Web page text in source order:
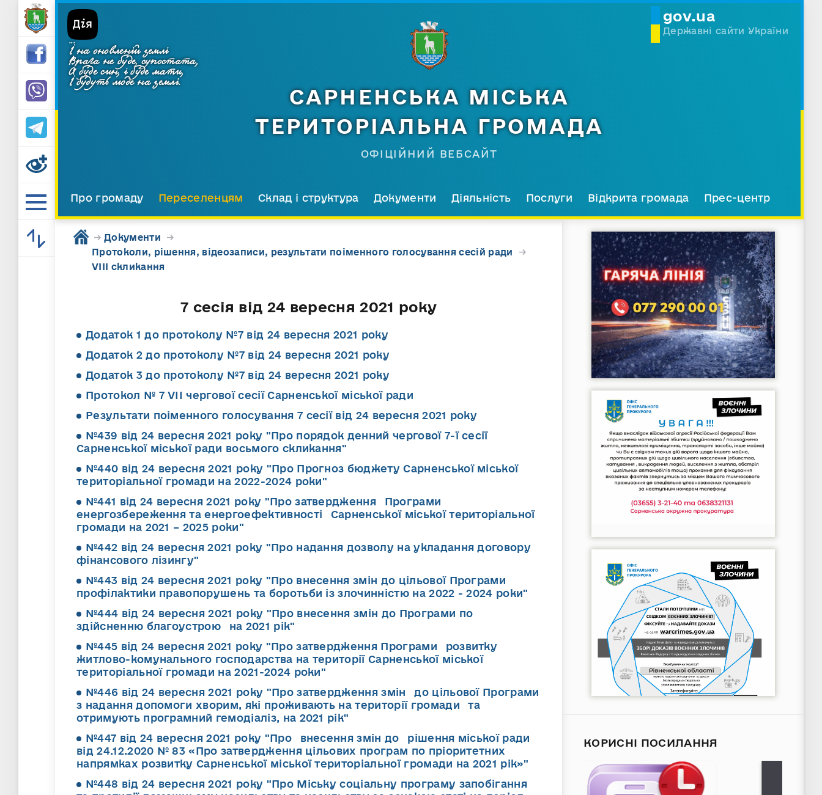
gov.ua
Державні сайти України
...
І на оновленій землі
Врага не буде, супостата,
А буде син, і буде мати,
І будуть люде на землі.
САРНЕНСЬКА МІСЬКА
ТЕРИТОРІАЛЬНА ГРОМАДА
ОФІЦІЙНИЙ ВЕБСАЙТ
Про громаду Переселенцям Склад і структура Документи Діяльність Послуги Відкрита громада Прес-центр
→ Документи →
Протоколи, рішення, відеозаписи, результати поіменного голосування сесій ради →
VIII скликання
7 сесія від 24 вересня 2021 року
Додаток 1 до протоколу №7 від 24 вересня 2021 року
Додаток 2 до протоколу №7 від 24 вересня 2021 року
Додаток 3 до протоколу №7 від 24 вересня 2021 року
Протокол № 7 VІІ чергової сесії Сарненської міської ради
Результати поіменного голосування 7 сесії від 24 вересня 2021 року
№439 від 24 вересня 2021 року "Про порядок денний чергової 7-ї сесії
Сарненської міської ради восьмого скликання"
№440 від 24 вересня 2021 року "Про Прогноз бюджету Сарненської міської
територіальної громади на 2022-2024 роки"
№441 від 24 вересня 2021 року "Про затвердження Програми
енергозбереження та енергоефективності Сарненської міської територіальної
громади на 2021 – 2025 роки"
№442 від 24 вересня 2021 року "Про надання дозволу на укладання договору
фінансового лізингу"
№443 від 24 вересня 2021 року "Про внесення змін до цільової Програми
профілактики правопорушень та боротьби із злочинністю на 2022 - 2024 роки"
№444 від 24 вересня 2021 року "Про внесення змін до Програми по
здійсненню благоустрою на 2021 рік"
№445 від 24 вересня 2021 року "Про затвердження Програми розвитку
житлово-комунального господарства на території Сарненської міської
територіальної громади на 2021-2024 роки"
№446 від 24 вересня 2021 року "Про затвердження змін до цільової Програми
з надання допомоги хворим, які проживають на території громади та
отримують програмний гемодіаліз, на 2021 рік"
№447 від 24 вересня 2021 року "Про внесення змін до рішення міської ради
від 24.12.2020 № 83 «Про затвердження цільових програм по пріоритетних
напрямках розвитку Сарненської міської територіальної громади на 2021 рік»"
№448 від 24 вересня 2021 року "Про Міську соціальну програму запобігання
КОРИСНІ ПОСИЛАННЯ